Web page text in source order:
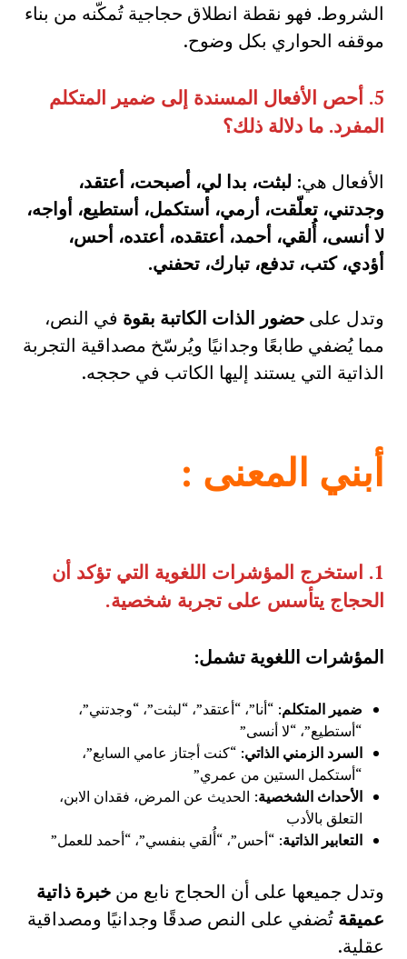
الشروط. فهو نقطة انطلاق حجاجية تُمكّنه من بناء
موقفه الحواري بكل وضوح.
5. أحص الأفعال المسندة إلى ضمير المتكلم
المفرد. ما دلالة ذلك؟
الأفعال هي: لبثت، بدا لي، أصبحت، أعتقد،
وجدتني، تعلّقت، أرمي، أستكمل، أستطيع، أواجه،
لا أنسى، أُلقي، أحمد، أعتقده، أعتده، أحس،
أؤدي، كتب، تدفع، تبارك، تحفني.
وتدل على حضور الذات الكاتبة بقوة في النص،
مما يُضفي طابعًا وجدانيًا ويُرسّخ مصداقية التجربة
الذاتية التي يستند إليها الكاتب في حججه.
أبني المعنى :
1. استخرج المؤشرات اللغوية التي تؤكد أن
الحجاج يتأسس على تجربة شخصية.
المؤشرات اللغوية تشمل:
ضمير المتكلم: “أنا”، “أعتقد”، “لبثت”، “وجدتني”،
“أستطيع”، “لا أنسى”
السرد الزمني الذاتي: “كنت أجتاز عامي السابع”،
“أستكمل الستين من عمري”
الأحداث الشخصية: الحديث عن المرض، فقدان الابن،
التعلق بالأدب
التعابير الذاتية: “أحس”، “أُلقي بنفسي”، “أحمد للعمل”
وتدل جميعها على أن الحجاج نابع من خبرة ذاتية
عميقة تُضفي على النص صدقًا وجدانيًا ومصداقية
عقلية.